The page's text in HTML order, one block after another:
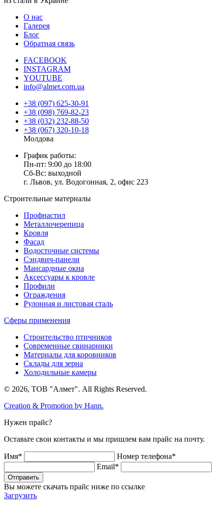
О нас
Галерея
Блог
Обратная связь
FACEBOOK
INSTAGRAM
YOUTUBE
info@almet.com.ua
+38 (097) 625-30-91
+38 (098) 769-82-23
+38 (032) 232-88-50
+38 (067) 320-10-18
Молдова
График работы:
Пн-пт: 9:00 до 18:00
Сб-Вс: выходной
г. Львов, ул. Водогонная, 2, офис 223
Строительные материалы
Профнастил
Металлочерепица
Кровля
Фасад
Водосточные системы
Сэндвич-панели
Мансардные окна
Аксессуары к кровле
Профили
Ограждения
Рулонная и листовая сталь
Сферы применения
Строительство птичников
Современные свинарники
Материалы для коровников
Склады для зерна
Холодильные камеры
© 2026, ТОВ "Алмет". All Rights Reserved.
Creation & Promotion by Hann.
Нужен прайс?
Оставьте свои контакты и мы пришлем вам прайс на почту.
Имя*
Номер телефона*
Email*
Отправить
Вы можете скачать прайс ниже по ссылке
Загрузить